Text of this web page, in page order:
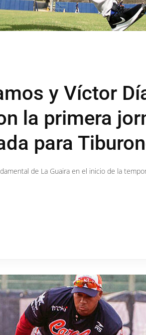
y Víctor
la primera
para
de La Guaira en el inicio de la